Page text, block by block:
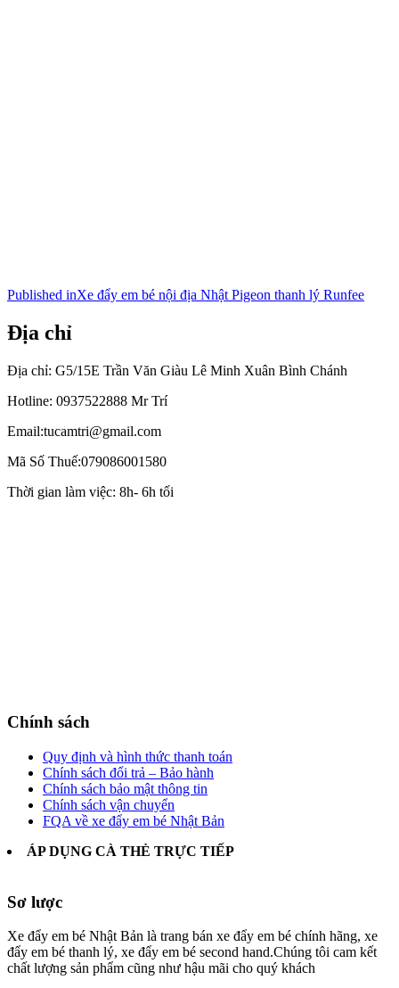
Điều
hướng
bài
viết
Published inXe đẩy em bé nội địa Nhật Pigeon thanh lý Runfee
Địa chỉ
Địa chỉ: G5/15E Trần Văn Giàu Lê Minh Xuân Bình Chánh
Hotline: 0937522888 Mr Trí
Email:tucamtri@gmail.com
Mã Số Thuế:079086001580
Thời gian làm việc: 8h- 6h tối
Chính sách
Quy định và hình thức thanh toán
Chính sách đổi trả – Bảo hành
Chính sách bảo mật thông tin
Chính sách vận chuyển
FQA về xe đẩy em bé Nhật Bản
ÁP DỤNG CÀ THẺ TRỰC TIẾP
Sơ lược
Xe đẩy em bé Nhật Bản là trang bán xe đẩy em bé chính hãng, xe
đẩy em bé thanh lý, xe đẩy em bé second hand.Chúng tôi cam kết
chất lượng sản phẩm cũng như hậu mãi cho quý khách